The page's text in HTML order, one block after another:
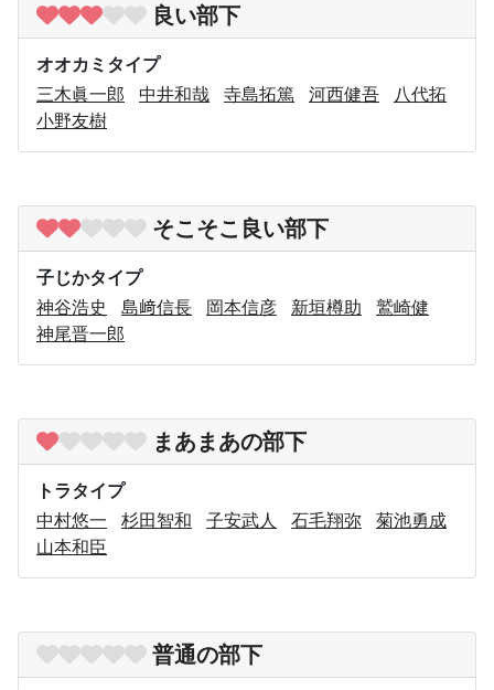
良い部下
オオカミタイプ
三木眞一郎
中井和哉 寺島拓篤 河西健吾
八代拓
小野友樹
そこそこ良い部下
子じかタイプ
神谷浩史
島﨑信長 岡本信彦 新垣樽助
鷲崎健
神尾晋一郎
まあまあの部下
トラタイプ
中村悠一
杉田智和 子安武人 石毛翔弥
菊池勇成
山本和臣
普通の部下